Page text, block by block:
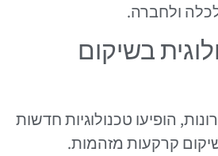
ולחברה.
בשיקום
הופיעו טכנולוגיות חדשות
קרקעות מזהמות.